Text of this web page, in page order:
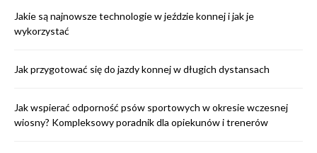
Jakie są najnowsze technologie w jeździe konnej i jak je
wykorzystać
Jak przygotować się do jazdy konnej w długich dystansach
Jak wspierać odporność psów sportowych w okresie wczesnej
wiosny? Kompleksowy poradnik dla opiekunów i trenerów